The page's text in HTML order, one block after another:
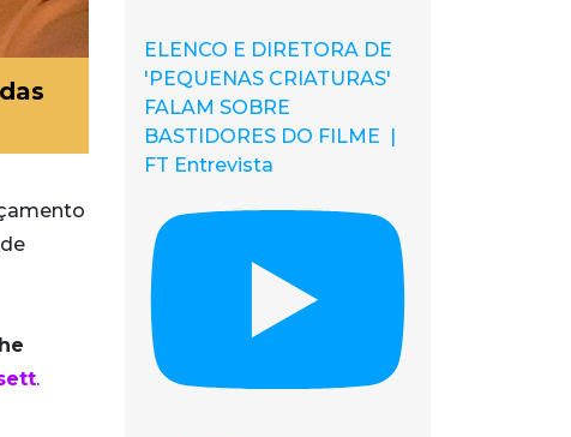
.
ELENCO E DIRETORA DE
'PEQUENAS CRIATURAS'
FALAM SOBRE
BASTIDORES DO FILME |
FT Entrevista